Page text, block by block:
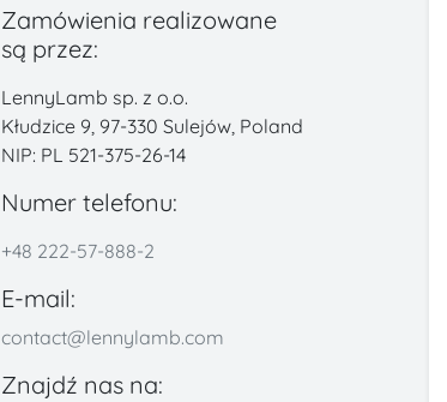
Zamówienia realizowane
są przez:
LennyLamb sp. z o.o.
Kłudzice 9, 97-330 Sulejów, Poland
NIP: PL 521-375-26-14
Numer telefonu:
+48 222-57-888-2
E-mail:
contact@lennylamb.com
Znajdź nas na: